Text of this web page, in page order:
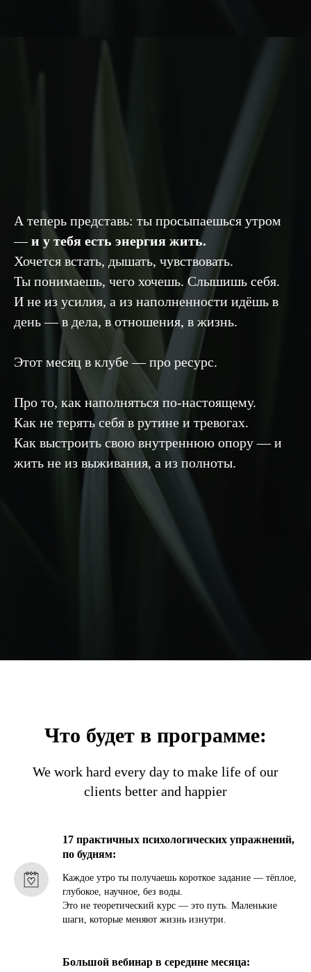
А теперь представь: ты просыпаешься утром
—и у тебя есть энергия жить.
Хочется встать, дышать, чувствовать.
Ты понимаешь, чего хочешь. Слышишь себя.
И не из усилия, а из наполненности идёшь в
день — в дела, в отношения, в жизнь.
Этот месяц в клубе — про ресурс.
Про то, как наполняться по-настоящему.
Как не терять себя в рутине и тревогах.
Как выстроить свою внутреннюю опору — и
жить не из выживания, а из полноты.
Что будет в программе:
We work hard every day to make life of our
clients better and happier
17 практичных психологических упражнений,
по будням:
Каждое утро ты получаешь короткое задание — тёплое,
глубокое, научное, без воды.
Это не теоретический курс — это путь. Маленькие
шаги, которые меняют жизнь изнутри.
Большой вебинар в середине месяца: